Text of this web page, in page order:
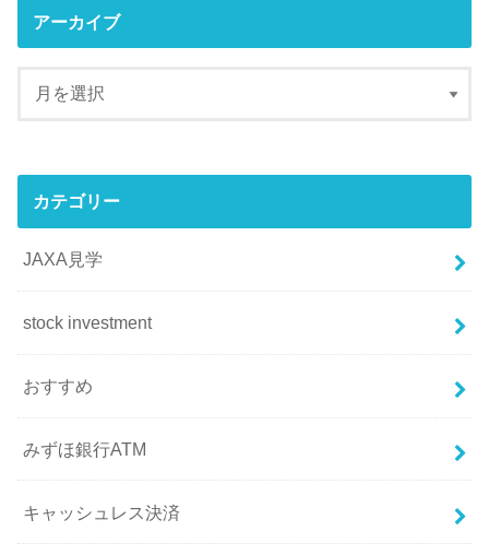
アーカイブ
カテゴリー
JAXA見学
stock investment
おすすめ
みずほ銀行ATM
キャッシュレス決済